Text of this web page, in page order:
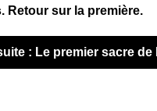
Retour sur la première.
: Le premier sacre de